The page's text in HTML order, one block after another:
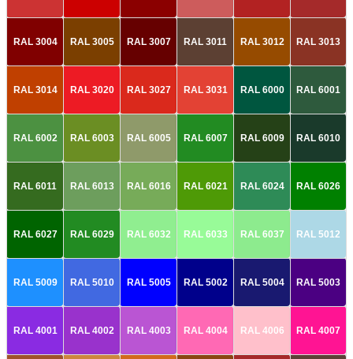
RAL 3004 RAL 3005 RAL 3007 RAL 3011 RAL 3012 RAL 3013
RAL 3014 RAL 3020 RAL 3027 RAL 3031 RAL 6000 RAL 6001
RAL 6002 RAL 6003 RAL 6005 RAL 6007 RAL 6009 RAL 6010
RAL 6011 RAL 6013 RAL 6016 RAL 6021 RAL 6024 RAL 6026
RAL 6027 RAL 6029 RAL 6032 RAL 6033 RAL 6037 RAL 5012
RAL 5009 RAL 5010 RAL 5005 RAL 5002 RAL 5004 RAL 5003
RAL 4001 RAL 4002 RAL 4003 RAL 4004 RAL 4006 RAL 4007